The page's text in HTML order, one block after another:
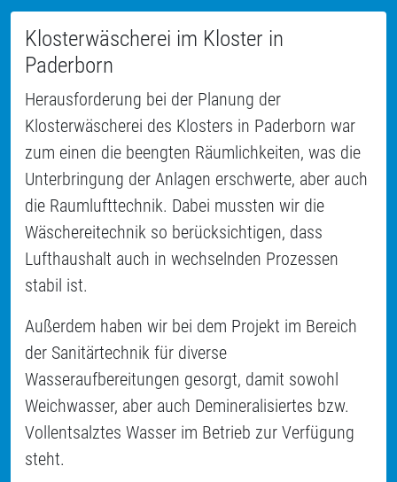
Klosterwäscherei im Kloster in
Paderborn
Herausforderung bei der Planung der
Klosterwäscherei des Klosters in Paderborn war
zum einen die beengten Räumlichkeiten, was die
Unterbringung der Anlagen erschwerte, aber auch
die Raumlufttechnik. Dabei mussten wir die
Wäschereitechnik so berücksichtigen, dass
Lufthaushalt auch in wechselnden Prozessen
stabil ist.
Außerdem haben wir bei dem Projekt im Bereich
der Sanitärtechnik für diverse
Wasseraufbereitungen gesorgt, damit sowohl
Weichwasser, aber auch Demineralisiertes bzw.
Vollentsalztes Wasser im Betrieb zur Verfügung
steht.